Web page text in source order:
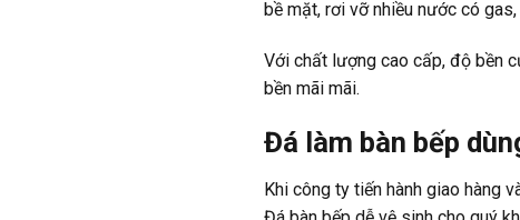
bề mặt, rơi vỡ nhiều nước có
Với chất lượng cao cấp, độ bền
bền mãi mãi.
Đá làm bàn bếp
Khi công ty tiến hành giao hàng